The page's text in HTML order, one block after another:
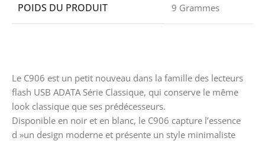
POIDS DU PRODUIT 9 Grammes
Le C906 est un petit nouveau dans la famille des lecteurs
flash USB ADATA Série Classique, qui conserve le même
look classique que ses prédécesseurs.
Disponible en noir et en blanc, le C906 capture l’essence
d »un design moderne et présente un style minimaliste